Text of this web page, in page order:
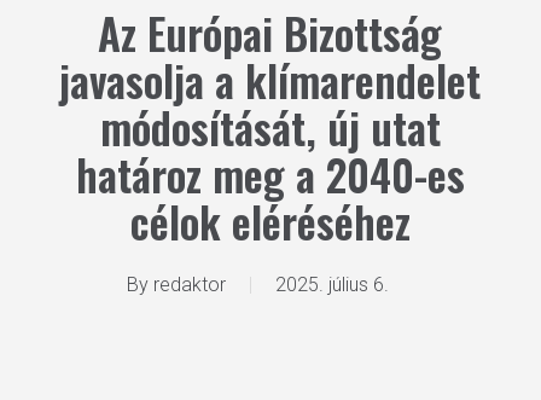
Az Európai Bizottság
javasolja a klímarendelet
módosítását, új utat
határoz meg a 2040-es
célok eléréséhez
By redaktor 2025. július 6.